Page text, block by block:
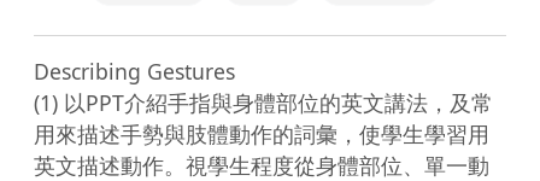
Describing Gestures
(1) 以PPT介紹手指與身體部位的英文講法，及常
用來描述手勢與肢體動作的詞彙，使學生學習用
英文描述動作。視學生程度從身體部位、單一動